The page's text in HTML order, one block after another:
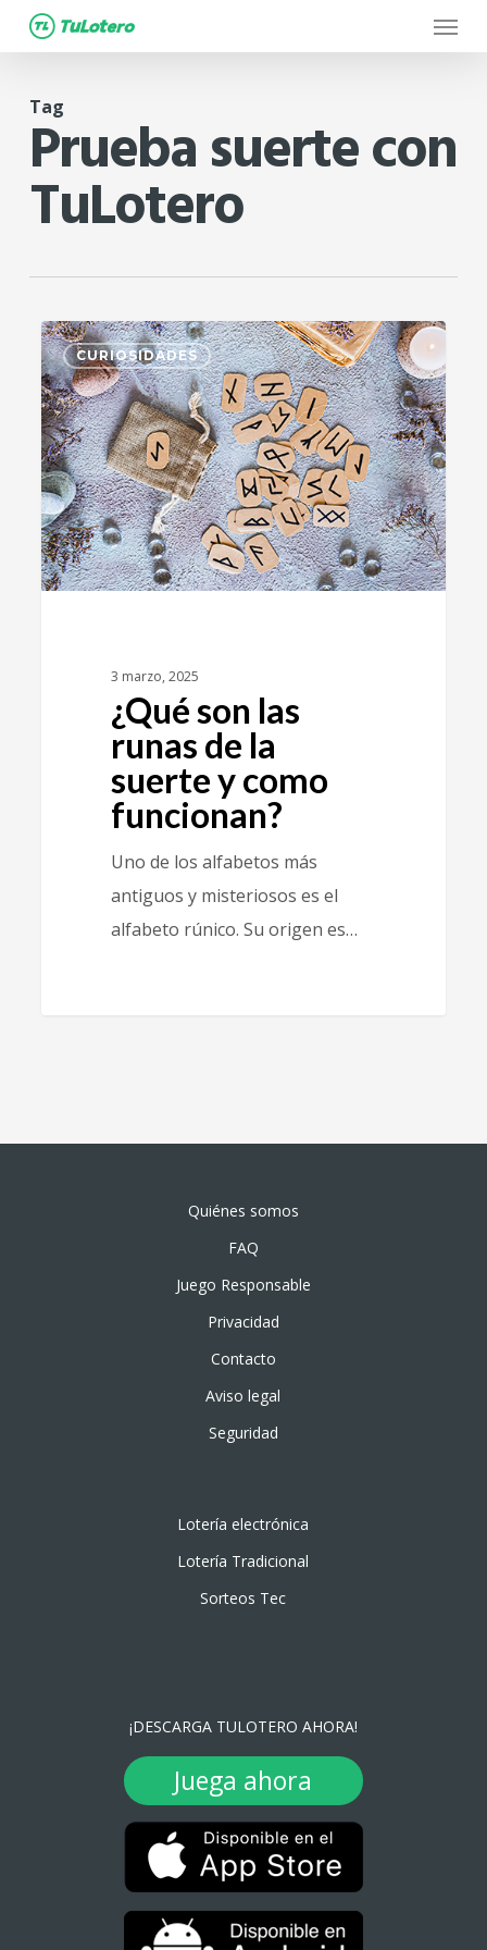
Skip
to
content
Menu
Tag
Prueba suerte con
TuLotero
CURIOSIDADES
3 marzo, 2025
¿Qué son las
runas de la
suerte y como
funcionan?
Uno de los alfabetos más
antiguos y misteriosos es el
alfabeto rúnico. Su origen es…
0
Quiénes somos
FAQ
Juego Responsable
Privacidad
Contacto
Aviso legal
Seguridad
Lotería electrónica
Lotería Tradicional
Sorteos Tec
¡DESCARGA TULOTERO AHORA!
Juega ahora